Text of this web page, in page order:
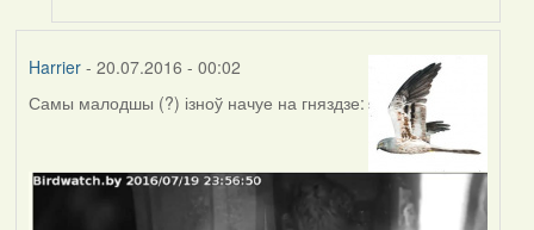
Harrier- 20.07.2016 - 00:02
Самы малодшы (?) ізноў начуе на гняздзе: